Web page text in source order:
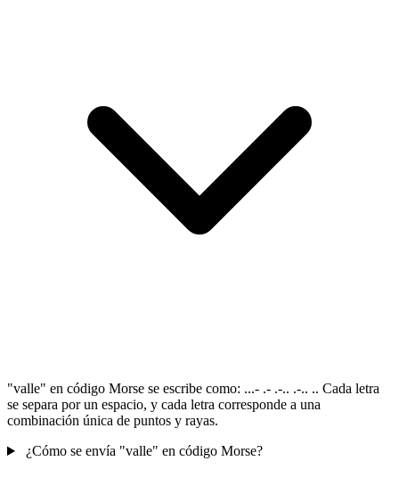
"valle" en código Morse se escribe como: ...- .- .-.. .-.. .. Cada letra
se separa por un espacio, y cada letra corresponde a una
combinación única de puntos y rayas.
¿Cómo se envía "valle" en código Morse?